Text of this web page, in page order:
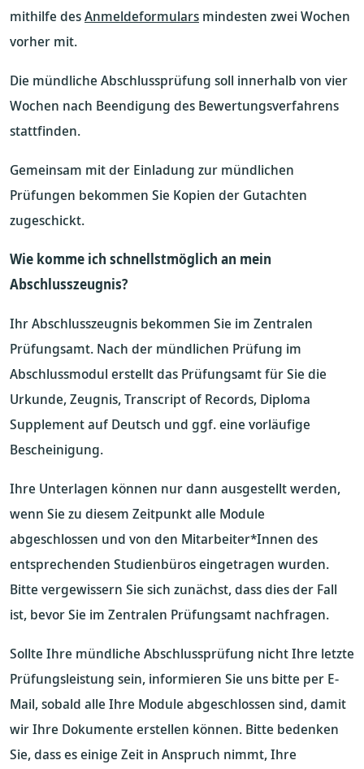
mithilfe desAnmeldeformulars mindesten zwei Wochen
vorher mit.
Die mündliche Abschlussprüfung soll innerhalb von vier
Wochen nach Beendigung des Bewertungsverfahrens
stattfinden.
Gemeinsam mit der Einladung zur mündlichen
Prüfungen bekommen Sie Kopien der Gutachten
zugeschickt.
Wie komme ich schnellstmöglich an mein
Abschlusszeugnis?
Ihr Abschlusszeugnis bekommen Sie im Zentralen
Prüfungsamt. Nach der mündlichen Prüfung im
Abschlussmodul erstellt das Prüfungsamt für Sie die
Urkunde, Zeugnis, Transcript of Records, Diploma
Supplement auf Deutsch und ggf. eine vorläufige
Bescheinigung.
Ihre Unterlagen können nur dann ausgestellt werden,
wenn Sie zu diesem Zeitpunkt alle Module
abgeschlossen und von den Mitarbeiter*Innen des
entsprechenden Studienbüros eingetragen wurden.
Bitte vergewissern Sie sich zunächst, dass dies der Fall
ist, bevor Sie im Zentralen Prüfungsamt nachfragen.
Sollte Ihre mündliche Abschlussprüfung nicht Ihre letzte
Prüfungsleistung sein, informieren Sie uns bitte per E-
Mail, sobald alle Ihre Module abgeschlossen sind, damit
wir Ihre Dokumente erstellen können. Bitte bedenken
Sie, dass es einige Zeit in Anspruch nimmt, Ihre